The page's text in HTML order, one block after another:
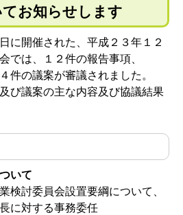
お知らせします
に開催された、平成２３年１２
では、１２件の報告事項、
件の議案が審議されました。
び議案の主な内容及び協議結果
いて
検討委員会設置要綱について、
に対する事務委任